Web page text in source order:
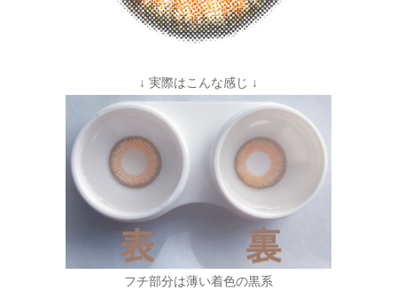
↓ 実際はこんな感じ ↓
フチ部分は薄い着色の黒系